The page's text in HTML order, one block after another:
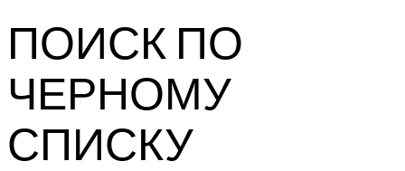
ПОИСК ПО
ЧЕРНОМУ
СПИСКУ